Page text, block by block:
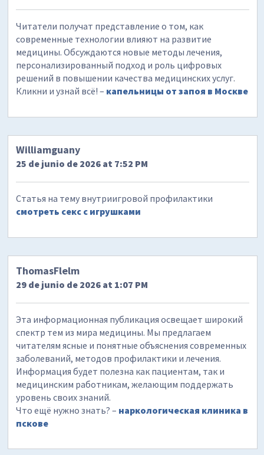
Читатели получат представление о том, как
современные технологии влияют на развитие
медицины. Обсуждаются новые методы лечения,
персонализированный подход и роль цифровых
решений в повышении качества медицинских услуг.
Кликни и узнай всё! – капельницы от запоя в Москве
Williamguany
25 de junio de 2026 at 7:52 PM
Статья на тему внутриигровой профилактики
смотреть секс с игрушками
ThomasFlelm
29 de junio de 2026 at 1:07 PM
Эта информационная публикация освещает широкий
спектр тем из мира медицины. Мы предлагаем
читателям ясные и понятные объяснения современных
заболеваний, методов профилактики и лечения.
Информация будет полезна как пациентам, так и
медицинским работникам, желающим поддержать
уровень своих знаний.
Что ещё нужно знать? – наркологическая клиника в
пскове